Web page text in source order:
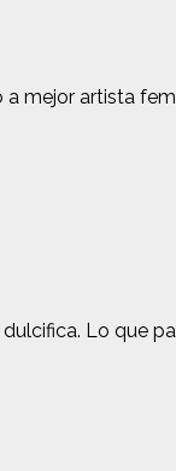
mejor artista
Lo que